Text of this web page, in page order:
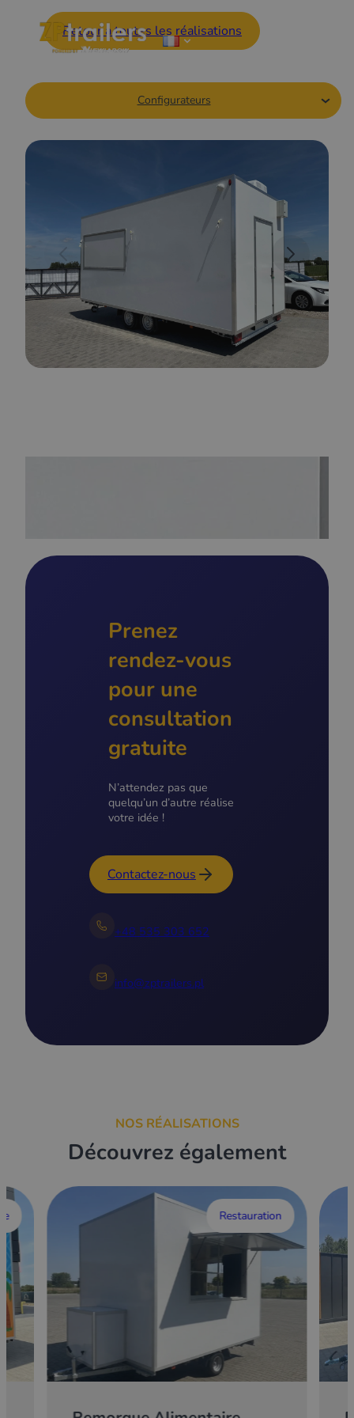
Configurateurs
Retour à toutes les réalisations
Prenez
rendez-vous
pour une
consultation
gratuite
N’attendez pas que
quelqu’un d’autre réalise
votre idée !
Contactez-nous
+48 535 303 652
info@zptrailers.pl
NOS RÉALISATIONS
Découvrez également
Restauration